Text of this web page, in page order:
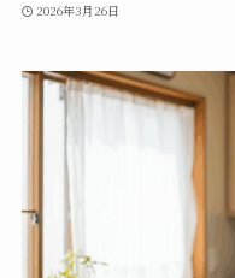
2026年3月26日